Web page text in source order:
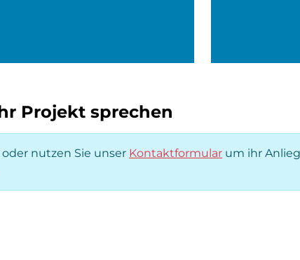
Projekt sprechen
nutzen Sie unser Kontaktformular um ihr